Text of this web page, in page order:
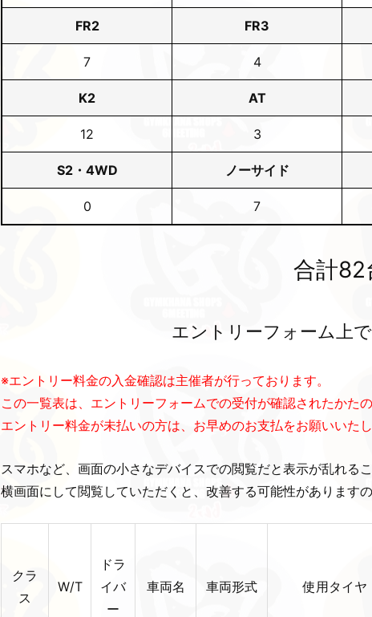
FR2 FR3
7 4
K2 AT
12 3
S2・4WD ノーサイド
0 7
合計82
エントリーフォーム上
※エントリー料金の入金確認は主催者が行っております。
この一覧表は、エントリーフォームでの受付が確認されたかたの
エントリー料金が未払いの方は、お早めのお支払をお願いいたし
スマホなど、画面の小さなデバイスでの閲覧だと表示が乱れるこ
横画面にして閲覧していただくと、改善する可能性がありますの
クラ
ス
W/T
ドラ
イバ
ー
車両名 車両形式 使用タイヤ